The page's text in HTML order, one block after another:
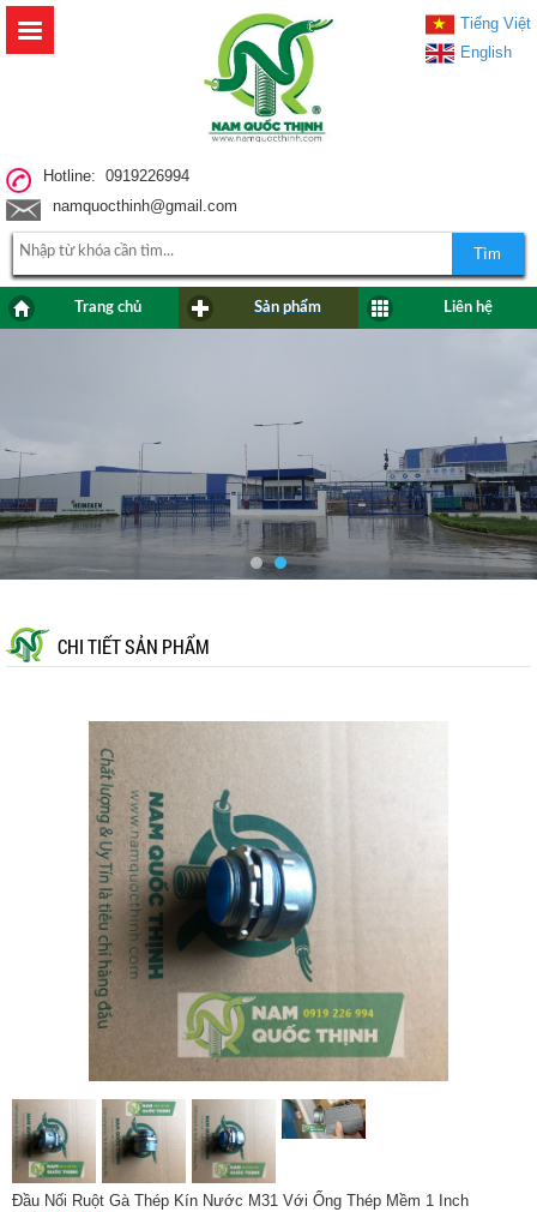
Hotline: 0919226994
namquocthinh@gmail.com
Tiếng Việt
English
Tìm
Trang chủ Sản phẩm Liên hệ
CHI TIẾT SẢN PHẨM
Đầu Nối Ruột Gà Thép Kín Nước M31 Với Ống Thép Mềm 1 Inch